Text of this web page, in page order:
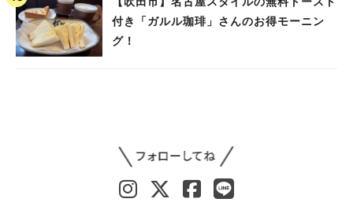
付き「ガルル珈琲」さんのお得モーニン
グ！